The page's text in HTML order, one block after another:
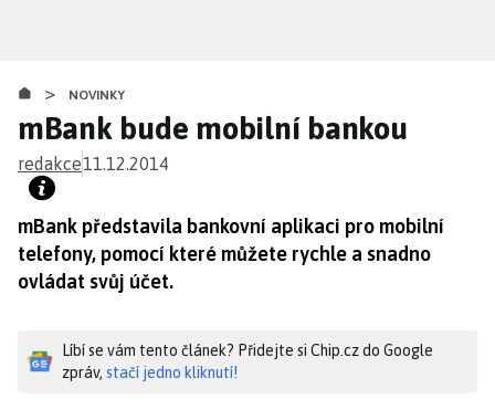
obsahu
> NOVINKY
mBank bude mobilní bankou
redakce11.12.2014
mBank představila bankovní aplikaci pro mobilní
telefony, pomocí které můžete rychle a snadno
ovládat svůj účet.
Líbí se vám tento článek? Přidejte si Chip.cz do Google
zpráv, stačí jedno kliknutí!